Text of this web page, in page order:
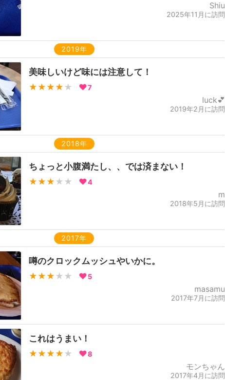
Shiu
2025年11月に訪問
2019年
美味しいけど味には注意して！
★★★★ ★ 7
luck💕
2019年2月に訪問
2018年
ちょっと小腹満たし、、では済まない！
★★★ ★★ 4
m
2018年5月に訪問
2017年
噂のクロックムッシュやいかに。
★★★ ★★ 5
masamu
2017年7月に訪問
これはうまい！
★★★★ ★ 8
モンちゃん
2017年4月に訪問